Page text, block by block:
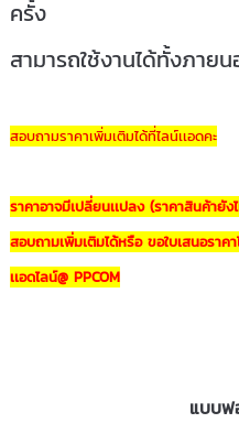
ครั้ง
สามารถใช้งานได้ทั้งภาย
สอบถามราคาเพิ่มเติมได้ที่ไลน์เเอดคะ
ราคาอาจมีเปลี่ยนเเปลง (ราคาสินค้ายั
สอบถามเพิ่มเติมได้หรือ ขอใบเสนอราค
เเอดไลน์@ PPCOM
แบบฟ